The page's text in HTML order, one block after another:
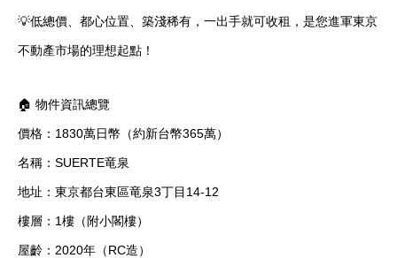
💡低總價、都心位置、築淺稀有，一出手就可收租，是您進軍東京
不動產市場的理想起點！
🏠 物件資訊總覽
價格：1830萬日幣（約新台幣365萬）
名稱：SUERTE竜泉
地址：東京都台東區竜泉3丁目14-12
樓層：1樓（附小閣樓）
屋齡：2020年（RC造）